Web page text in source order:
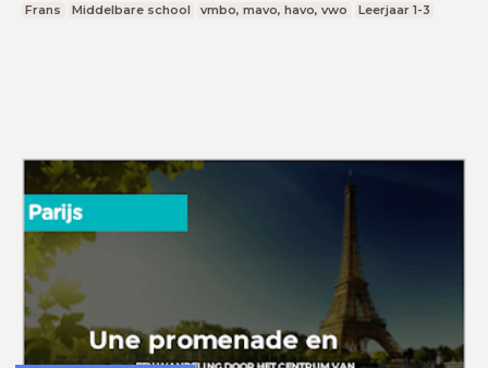
Frans Middelbare school vmbo, mavo, havo, vwo Leerjaar 1-3